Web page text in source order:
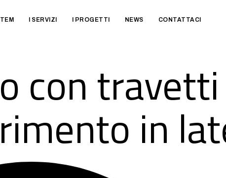
I SERVIZI I PROGETTI NEWS CONTATTACI
con travetti
in